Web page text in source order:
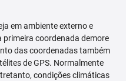
em ambiente externo e
primeira coordenada demore
das coordenadas também
de GPS. Normalmente
condições climáticas